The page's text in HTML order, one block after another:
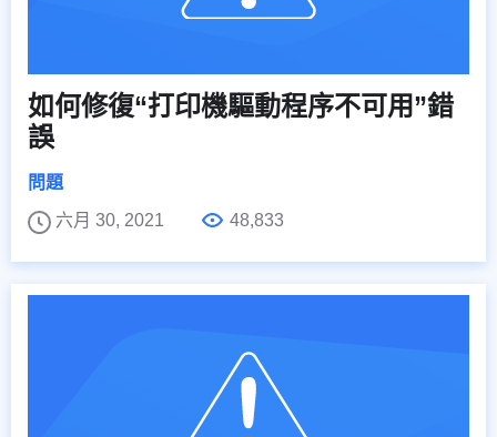
如何修復“打印機驅動程序不可用”錯
誤
問題
六月 30, 2021
48,833